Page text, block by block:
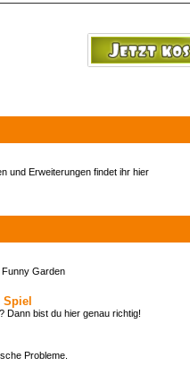
und Erweiterungen findet ihr hier
Garden
Dann bist du hier genau richtig!
Probleme.